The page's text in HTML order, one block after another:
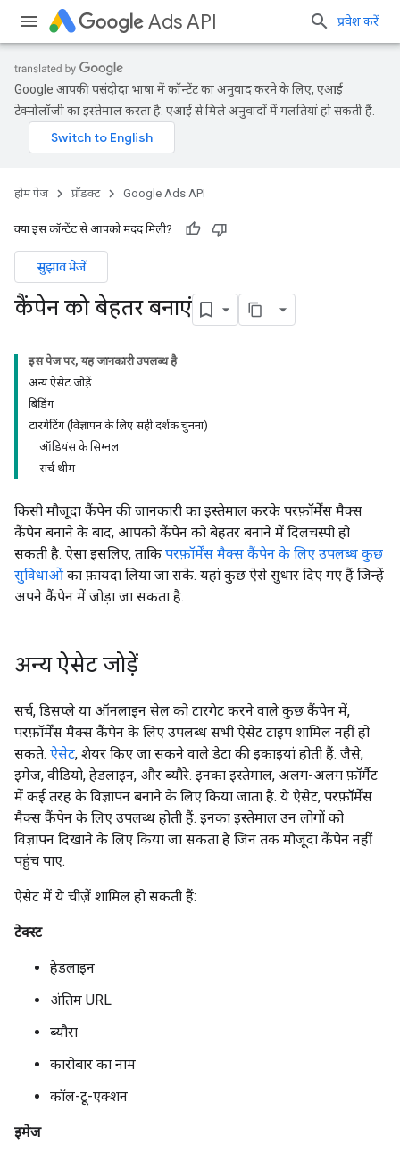
Ads API प्रवेश करें
Google आपकी पसंदीदा भाषा में कॉन्टेंट का अनुवाद करने के लिए, एआई
टेक्नोलॉजी का इस्तेमाल करता है. एआई से मिले अनुवादों में गलतियां हो सकती हैं.
होम पेज प्रॉडक्ट Google Ads API
क्या इस कॉन्टेंट से आपको मदद मिली?
सुझाव भेजें
कैंपेन को बेहतर बनाएं
इस पेज पर, यह जानकारी उपलब्ध है
अन्य ऐसेट जोड़ें
बिडिंग
टारगेटिंग (विज्ञापन के लिए सही दर्शक चुनना)
ऑडियंस के सिग्नल
सर्च थीम
किसी मौजूदा कैंपेन की जानकारी का इस्तेमाल करके परफ़ॉर्मेंस मैक्स
कैंपेन बनाने के बाद, आपको कैंपेन को बेहतर बनाने में दिलचस्पी हो
सकती है. ऐसा इसलिए, ताकि परफ़ॉर्मेंस मैक्स कैंपेन के लिए उपलब्ध कुछ
सुविधाओंका फ़ायदा लिया जा सके. यहां कुछ ऐसे सुधार दिए गए हैं जिन्हें
अपने कैंपेन में जोड़ा जा सकता है.
अन्य ऐसेट जोड़ें
सर्च, डिसप्ले या ऑनलाइन सेल को टारगेट करने वाले कुछ कैंपेन में,
परफ़ॉर्मेंस मैक्स कैंपेन के लिए उपलब्ध सभी ऐसेट टाइप शामिल नहीं हो
सकते. ऐसेट, शेयर किए जा सकने वाले डेटा की इकाइयां होती हैं. जैसे,
इमेज, वीडियो, हेडलाइन, और ब्यौरे. इनका इस्तेमाल, अलग-अलग फ़ॉर्मैट
में कई तरह के विज्ञापन बनाने के लिए किया जाता है. ये ऐसेट, परफ़ॉर्मेंस
मैक्स कैंपेन के लिए उपलब्ध होती हैं. इनका इस्तेमाल उन लोगों को
विज्ञापन दिखाने के लिए किया जा सकता है जिन तक मौजूदा कैंपेन नहीं
पहुंच पाए.
ऐसेट में ये चीज़ें शामिल हो सकती हैं:
टेक्स्ट
हेडलाइन
अंतिम URL
ब्यौरा
कारोबार का नाम
कॉल-टू-एक्शन
इमेज